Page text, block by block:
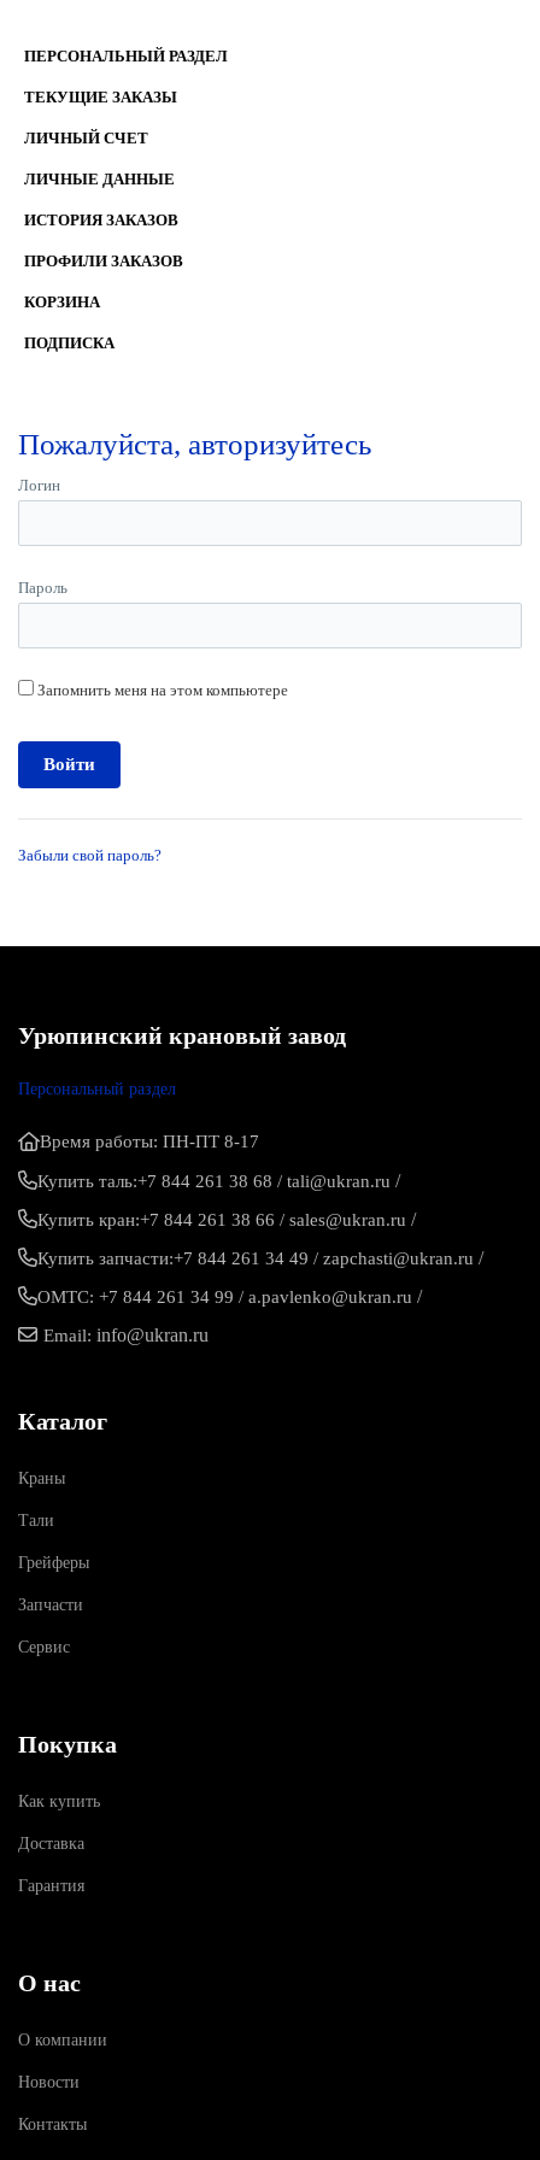
ПЕРСОНАЛЬНЫЙ РАЗДЕЛ
ТЕКУЩИЕ ЗАКАЗЫ
ЛИЧНЫЙ СЧЕТ
ЛИЧНЫЕ ДАННЫЕ
ИСТОРИЯ ЗАКАЗОВ
ПРОФИЛИ ЗАКАЗОВ
КОРЗИНА
ПОДПИСКА
Пожалуйста, авторизуйтесь
Логин
Пароль
Запомнить меня на этом компьютере
Забыли свой пароль?
Урюпинский крановый завод
Персональный раздел
Время работы: ПН-ПТ 8-17
Купить таль:+7 844 261 38 68 / tali@ukran.ru /
Купить кран:+7 844 261 38 66 / sales@ukran.ru /
Купить запчасти:+7 844 261 34 49 / zapchasti@ukran.ru /
ОМТС: +7 844 261 34 99 / a.pavlenko@ukran.ru /
Email: info@ukran.ru
Каталог
Краны
Тали
Грейферы
Запчасти
Сервис
Покупка
Как купить
Доставка
Гарантия
О нас
О компании
Новости
Контакты